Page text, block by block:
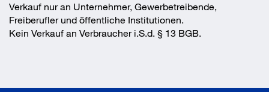
Verkauf nur an Unternehmer, Gewerbetreibende,
Freiberufler und öffentliche Institutionen.
Kein Verkauf an Verbraucher i.S.d. § 13 BGB.